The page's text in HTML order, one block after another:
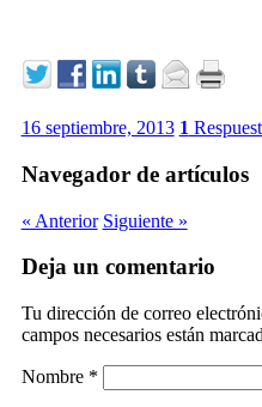
16 septiembre, 2013 1
Navegador de artículos
« Anterior Siguiente »
Deja un comentario
Tu dirección de correo
campos necesarios están
Nombre *